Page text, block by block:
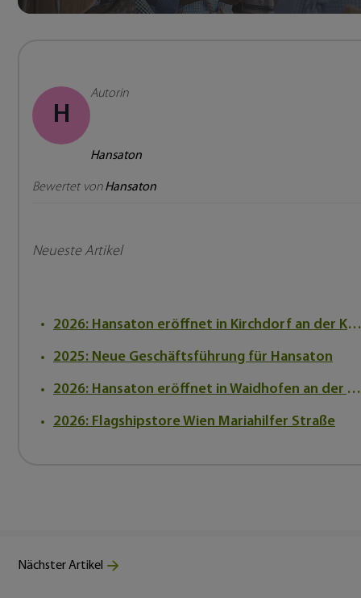
H
Autorin
Hansaton
Bewertet vonHansaton
Neueste Artikel
2026: Hansaton eröffnet in Kirchdorf an der Krems
2025: Neue Geschäftsführung für Hansaton
2026: Hansaton eröffnet in Waidhofen an der Ybbs
2026: Flagshipstore Wien Mariahilfer Straße
Nächster Artikel